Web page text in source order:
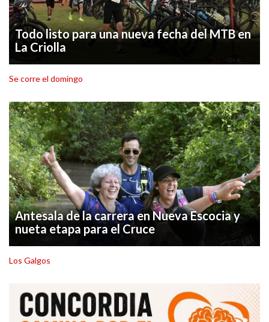
»
Locales
»
Nacionales
»
Policiales
Provinciales
»
Salud
»
Cultura
»
Economía
»
Espectáculos
»
Internacionales
Política
Todo listo para una nueva fecha del MTB en
La Criolla
Se corre el domingo
Antesala de la carrera en Nueva Escocia y
nueta etapa para el Cruce
Los Galgos